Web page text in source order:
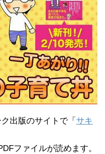
出版のサイトで「 サキ
ファイルが読めます。